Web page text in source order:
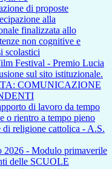
di proposte
alla
finalizzata allo
non cognitive e
scolastici
Festival - Premio Lucia
sul sito istituzionale.
COMUNICAZIONE
di lavoro da tempo
o rientro a tempo pieno
di religione cattolica - A.S.
2026 - Modulo primaverile
delle SCUOLE